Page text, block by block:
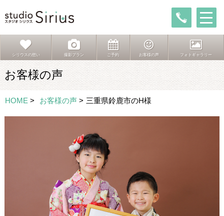
シリウスの想い 撮影プラン ご予約 お客様の声 フォトギャラリー
お客様の声
HOME > お客様の声 > 三重県鈴鹿市のH様